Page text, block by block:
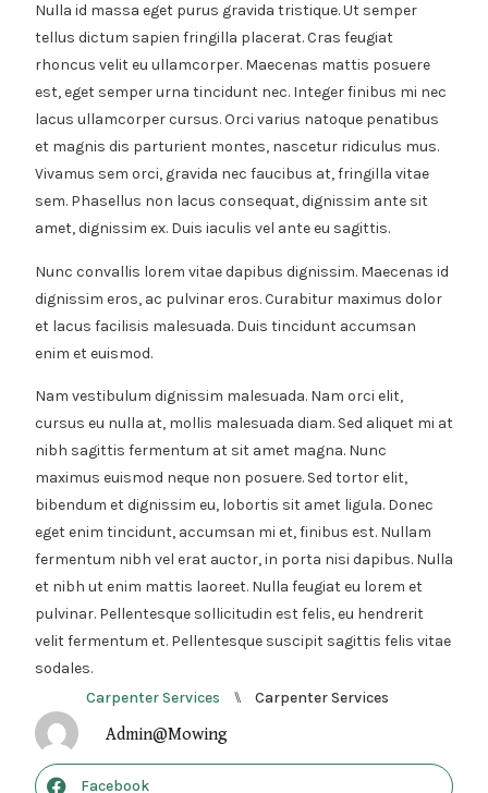
Nulla id massa eget purus gravida tristique. Ut semper
tellus dictum sapien fringilla placerat. Cras feugiat
rhoncus velit eu ullamcorper. Maecenas mattis posuere
est, eget semper urna tincidunt nec. Integer finibus mi nec
lacus ullamcorper cursus. Orci varius natoque penatibus
et magnis dis parturient montes, nascetur ridiculus mus.
Vivamus sem orci, gravida nec faucibus at, fringilla vitae
sem. Phasellus non lacus consequat, dignissim ante sit
amet, dignissim ex. Duis iaculis vel ante eu sagittis.
Nunc convallis lorem vitae dapibus dignissim. Maecenas id
dignissim eros, ac pulvinar eros. Curabitur maximus dolor
et lacus facilisis malesuada. Duis tincidunt accumsan
enim et euismod.
Nam vestibulum dignissim malesuada. Nam orci elit,
cursus eu nulla at, mollis malesuada diam. Sed aliquet mi at
nibh sagittis fermentum at sit amet magna. Nunc
maximus euismod neque non posuere. Sed tortor elit,
bibendum et dignissim eu, lobortis sit amet ligula. Donec
eget enim tincidunt, accumsan mi et, finibus est. Nullam
fermentum nibh vel erat auctor, in porta nisi dapibus. Nulla
et nibh ut enim mattis laoreet. Nulla feugiat eu lorem et
pulvinar. Pellentesque sollicitudin est felis, eu hendrerit
velit fermentum et. Pellentesque suscipit sagittis felis vitae
sodales.
Carpenter Services
⑊ Carpenter Services
Admin@mowing
Facebook